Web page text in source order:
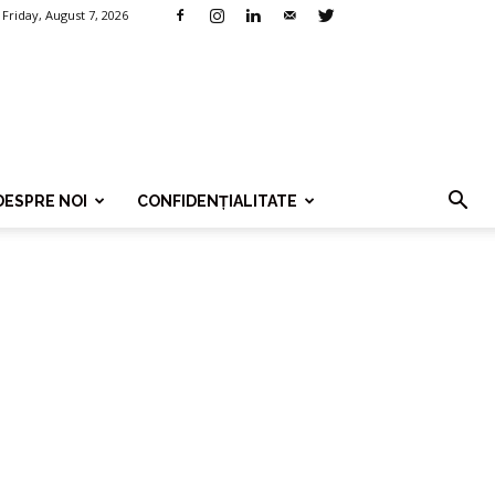
Friday, August 7, 2026
NOI CONFIDENȚIALITATE